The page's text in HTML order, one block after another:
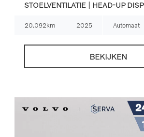
STOELVENTILATIE | HEAD-UP DISP
20.092km 2025 Automaat
BEKIJKEN